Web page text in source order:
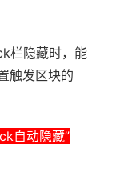
栏隐藏时，能
触发区块的
自动隐藏”